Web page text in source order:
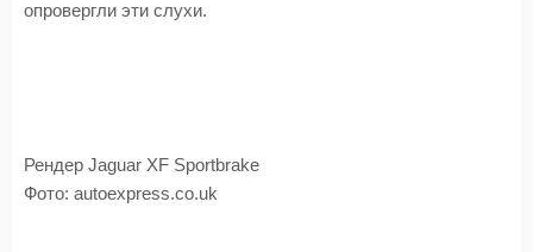
опровергли эти слухи.
Рендер Jaguar XF Sportbrake
Фото: autoexpress.co.uk